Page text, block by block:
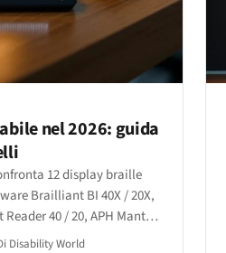
nel 2026: guida
12 display braille
Brailliant BI 40X / 20X,
40 / 20, APH Mantis
matrice delle
Disability World